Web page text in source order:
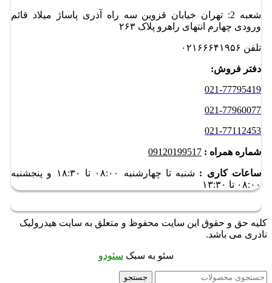
شعبه 2: تهران خیابان قزوین سه راه آذری پاساژ میلاد قائم
ورودی چهارم انتهای راهرو پلاک ۲۶۳
تلفن ۰۲۱۶۶۶۴۱۹۵۶
دفتر فروش:
021-77795419
021-77960077
021-77112453
شماره همراه : 09120199517
ساعات کاری : شنبه تا چهارشنبه ۰۸:۰۰ تا ۱۸:۳۰ و
پنجشنبه
۰۸:۰۰ تا ۱۳:۳۰
کلیه حق و حقوق این سایت محفوظ و متعلق به سایت هیدرولیک
نادری می باشد.
سئو به سبک سئودو
جستجو